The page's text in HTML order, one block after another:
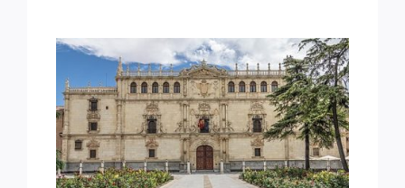
MEMORIAS DE ALCALÁ (I)